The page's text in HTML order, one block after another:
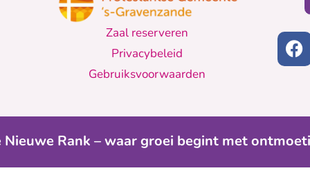
Zaal reserveren
Privacybeleid
Gebruiksvoorwaarden
Nieuwe Rank – waar groei begint met